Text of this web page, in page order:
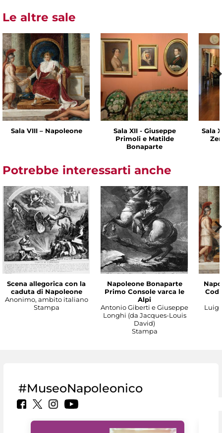
Le altre sale
Sala VIII – Napoleone
Sala XII - Giuseppe
Primoli e Matilde
Bonaparte
Sala
Potrebbe interessarti anche
Scena allegorica con la
caduta di Napoleone
Anonimo, ambito italiano
Stampa
Napoleone Bonaparte
Primo Console varca le
Alpi
Antonio Giberti e Giuseppe
Longhi (da Jacques-Louis
David)
Stampa
Luigi
#MuseoNapoleonico